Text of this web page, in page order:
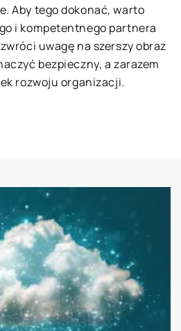
Aby tego dokonać, warto
i kompetentnego partnera
uwagę na szerszy obraz
bezpieczny, a zarazem
rozwoju organizacji.